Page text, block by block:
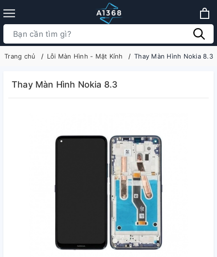
Trang chủ Lỗi Màn Hình - Mặt Kính Thay Màn Hình Nokia 8.3
Thay Màn Hình Nokia 8.3